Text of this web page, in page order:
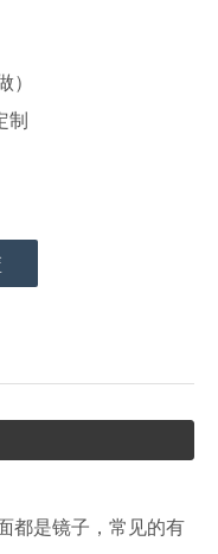
）
制
都是镜子，常见的有